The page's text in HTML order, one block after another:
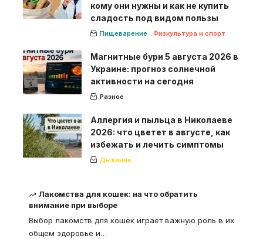
кому они нужны и как не купить
сладость под видом пользы
Пищеварение Физкультура и спорт
Магнитные бури 5 августа 2026 в
Украине: прогноз солнечной
активности на сегодня
Разное
Аллергия и пыльца в Николаеве
2026: что цветет в августе, как
избежать и лечить симптомы
Дыхание
Лакомства для кошек: на что обратить
внимание при выборе
Выбор лакомств для кошек играет важную роль в их
общем здоровье и…